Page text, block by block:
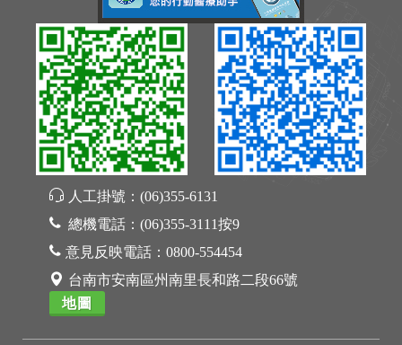
人工掛號： (06)355-6131
總機電話： (06)355-3111按9
意見反映電話： 0800-554454
台南市安南區州南里長和路二段66號
地圖